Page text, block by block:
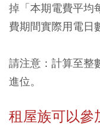
掉「本期電費平均
費期間實際用電日
請注意：計算至整
進位。
租屋族可以參